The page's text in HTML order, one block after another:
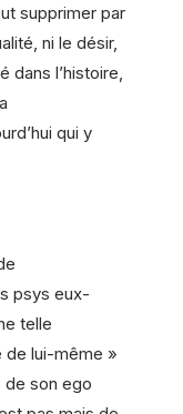
supprimer par
ni le désir,
dans l’histoire,
qui y
psys eux-
telle
de lui-même »
de son ego